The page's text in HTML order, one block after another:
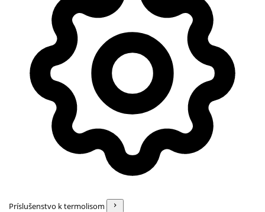
Príslušenstvo k termolisom